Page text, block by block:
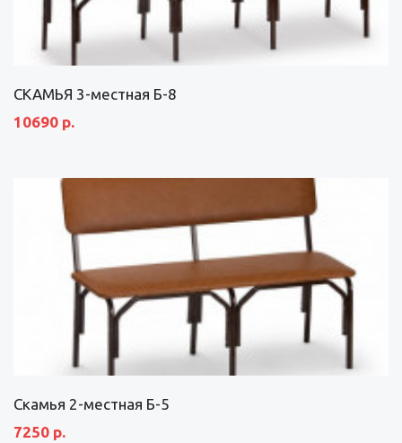
СКАМЬЯ 3-местная Б-8
10690 р.
Скамья 2-местная Б-5
7250 р.